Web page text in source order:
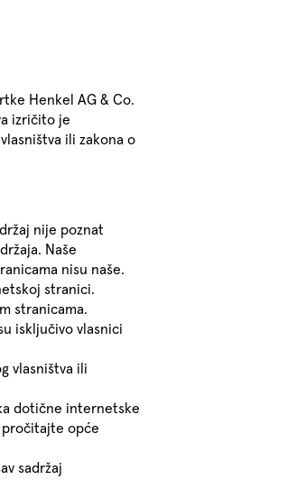
Henkel AG & Co.
izričito je
ili zakona o
nije poznat
Naše
nisu naše.
stranici.
stranicama.
isključivo vlasnici
vlasništva ili
dotične internetske
opće
sadržaj